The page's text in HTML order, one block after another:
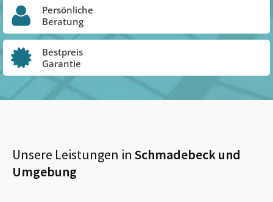
Persönliche
Beratung
Bestpreis
Garantie
Unsere Leistungen in Schmadebeckund
Umgebung